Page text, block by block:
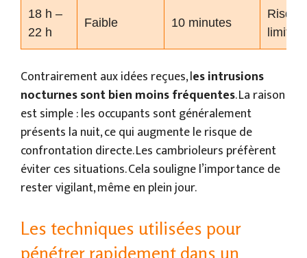
18 h –
22 h
Faible 10 minutes
Risque
limité
Contrairement aux idées reçues, les intrusions
nocturnes sont bien moins fréquentes. La raison
est simple : les occupants sont généralement
présents la nuit, ce qui augmente le risque de
confrontation directe. Les cambrioleurs préfèrent
éviter ces situations. Cela souligne l’importance de
rester vigilant, même en plein jour.
Les techniques utilisées pour
pénétrer rapidement dans un